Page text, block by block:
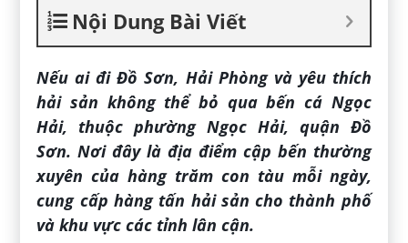
Nội Dung Bài Viết
Nếu ai đi Đồ Sơn, Hải Phòng và yêu thích
hải sản không thể bỏ qua bến cá Ngọc
Hải, thuộc phường Ngọc Hải, quận Đồ
Sơn. Nơi đây là địa điểm cập bến thường
xuyên của hàng trăm con tàu mỗi ngày,
cung cấp hàng tấn hải sản cho thành phố
và khu vực các tỉnh lân cận.